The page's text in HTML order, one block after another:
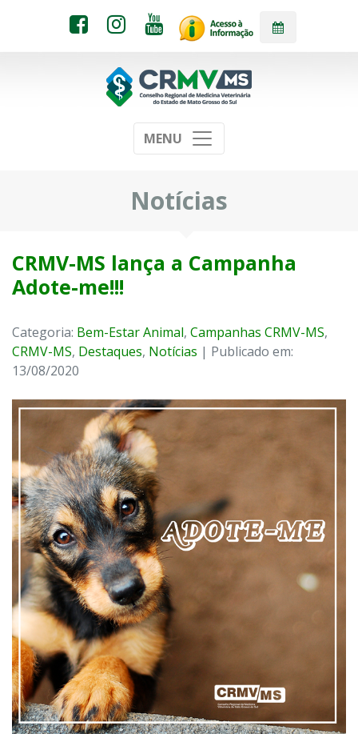
MENU
Notícias
CRMV-MS lança a Campanha
Adote-me!!!
Categoria: Bem-Estar Animal, Campanhas CRMV-MS,
CRMV-MS, Destaques, Notícias | Publicado em:
13/08/2020